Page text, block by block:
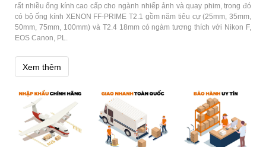
rất nhiều ống kính cao cấp cho ngành nhiếp ảnh và quay phim, trong đó
có bộ ống kính XENON FF-PRIME T2.1 gồm năm tiêu cự (25mm, 35mm,
50mm, 75mm, 100mm) và T2.4 18mm có ngàm tương thích với Nikon F,
EOS Canon, PL.
Đây là bộ ống kính dành cho quay phim chuyên nghiệp trên DSLR độ
phân giải cao và có giá bán cũng cao tương ứng với chất lượng. Đối
tượng cho bộ ống cao cấp này là những thợ quay phim đòi hỏi chất
lượng hình ảnh cao, quảng cáo thương mại ... Cảm giác cầm xoay vòng
khẩu và vòng lấy nét rất êm nhẹ và mượt, chưa bao giờ mình có cảm giác
này với các loại ống kính khác, chắc chắn nó sẽ hạn chế triệt để tiếng ồn
cơ khí của vòng xoay khi đang quay video.
Chúng tôi tự hào là một nhà phân phối uy tín chuyên mua bán cácdòng
Xem thêm